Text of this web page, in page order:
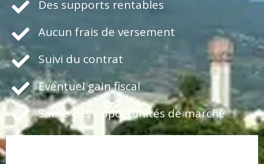
Des supports rentables
Aucun frais de versement
Suivi du contrat
Eventuel gain fiscal
Saisie des opportunités de marché